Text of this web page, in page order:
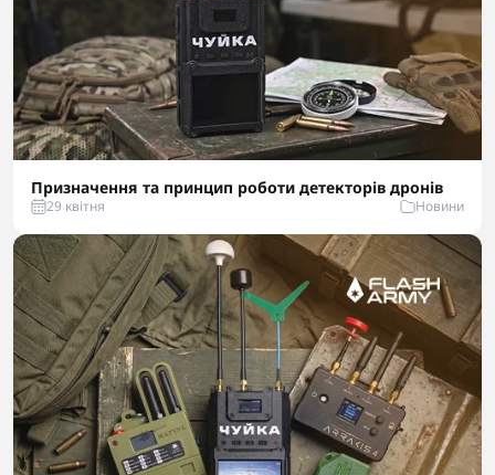
Призначення та принцип роботи детекторів дронів
29 квітня Новини